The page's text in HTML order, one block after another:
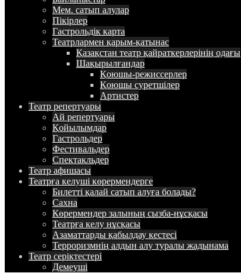
Мем. сатып алулар
Пікірлер
Гастрольдік карта
Театрлармен қарым-қатынас
Қазақстан театр қайраткерлерінің одағы
Шақырылғандар
Қоюшы-режиссерлер
Қоюшы суретшілер
Артистер
Театр репертуары
Ай репертуары
Қойылымдар
Гастрольдер
Фестивальдер
Спектакльдер
Театр афишасы
Театрға келуші көрермендерге
Билетті қалай сатып алуға болады?
Сахна
Көрермендер залының сызба-нұсқасы
Театрға келу нұсқасы
Азаматтарды қабылдау кестесі
Терроризмнің алдын алу туралы жадынама
Театр cеріктестері
Демеуші